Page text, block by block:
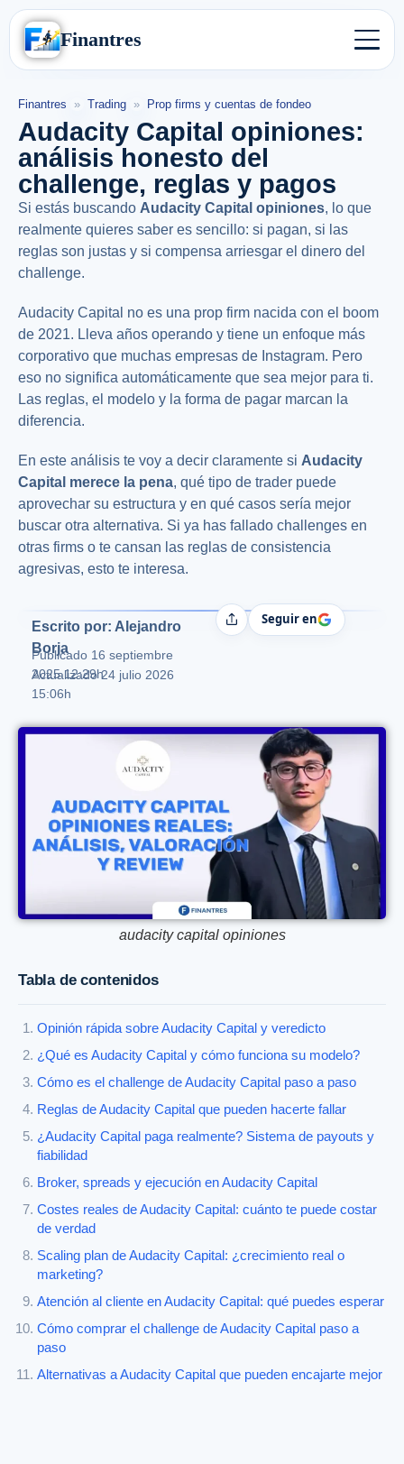
Finantres
Finantres » Trading » Prop firms y cuentas de fondeo
Audacity Capital opiniones:
análisis honesto del
challenge, reglas y pagos
Si estás buscando Audacity Capital opiniones, lo que
realmente quieres saber es sencillo: si pagan, si las
reglas son justas y si compensa arriesgar el dinero del
challenge.
Audacity Capital no es una prop firm nacida con el boom
de 2021. Lleva años operando y tiene un enfoque más
corporativo que muchas empresas de Instagram. Pero
eso no significa automáticamente que sea mejor para ti.
Las reglas, el modelo y la forma de pagar marcan la
diferencia.
En este análisis te voy a decir claramente si Audacity
Capital merece la pena, qué tipo de trader puede
aprovechar su estructura y en qué casos sería mejor
buscar otra alternativa. Si ya has fallado challenges en
otras firms o te cansan las reglas de consistencia
agresivas, esto te interesa.
Escrito por: Alejandro
Borja
Publicado 16 septiembre
2025 12:29h
Actualizado 24 julio 2026
15:06h
CompartirSeguir en
audacity capital opiniones
Tabla de contenidos
Opinión rápida sobre Audacity Capital y veredicto
¿Qué es Audacity Capital y cómo funciona su modelo?
Cómo es el challenge de Audacity Capital paso a paso
Reglas de Audacity Capital que pueden hacerte fallar
¿Audacity Capital paga realmente? Sistema de payouts y
fiabilidad
Broker, spreads y ejecución en Audacity Capital
Costes reales de Audacity Capital: cuánto te puede costar
de verdad
Scaling plan de Audacity Capital: ¿crecimiento real o
marketing?
Atención al cliente en Audacity Capital: qué puedes esperar
Cómo comprar el challenge de Audacity Capital paso a
paso
Alternativas a Audacity Capital que pueden encajarte mejor